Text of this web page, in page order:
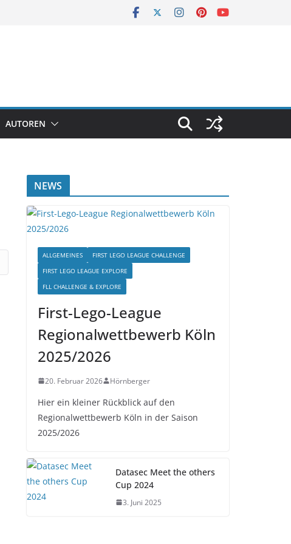
AUTOREN
NEWS
ALLGEMEINES
FIRST LEGO LEAGUE CHALLENGE
FIRST LEGO LEAGUE EXPLORE
FLL CHALLENGE & EXPLORE
First-Lego-League
Regionalwettbewerb Köln
2025/2026
20. Februar 2026 Hörnberger
Hier ein kleiner Rückblick auf den
Regionalwettbewerb Köln in der Saison
2025/2026
Datasec Meet the others
Cup 2024
3. Juni 2025